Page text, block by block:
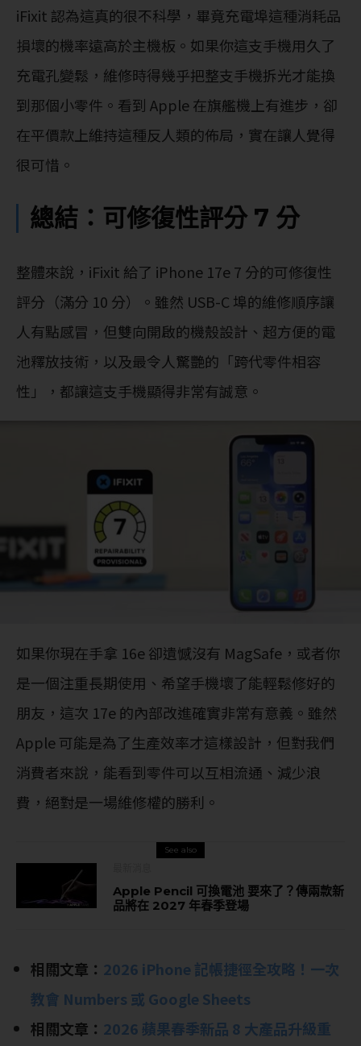
iFixit 認為這真的很不科學，畢竟充電埠這種消耗品
損壞的機率遠高於主機板。如果你這支手機用久了
充電孔變鬆，維修時得幾乎把整支手機拆光才能換
到那個小零件。看到 Apple 在旗艦機上有進步，卻
在平價款上維持這種反人類的佈局，實在讓人覺得
很可惜。
總結：可修復性評分 7 分
整體來說，iFixit 給了 iPhone 17e 7 分的可修復性
評分（滿分 10 分）。雖然 USB-C 埠的維修順序讓
人有點感冒，但雙向開啟的機殼設計、超方便的電
池釋放技術，以及最令人驚艷的「跨代零件相容
性」，都讓這支手機顯得非常有誠意。
如果你現在手拿 16e 卻遺憾沒有 MagSafe，或者你
是一個注重長期使用、希望手機壞了能輕鬆修好的
朋友，這次 17e 的內部改進確實非常有意義。雖然
Apple 可能是為了生產效率才這樣設計，但對我們
消費者來說，能看到零件可以互相流通、減少浪
費，絕對是一場維修權的勝利。
See also
Apple Pencil 可換電池 要來了？傳兩款新
品將在 2027 年春季登場
相關文章： 2026 iPhone 記帳捷徑全攻略！一次
教會 Numbers 或 Google Sheets
相關文章： 2026 蘋果春季新品 8 大產品升級重